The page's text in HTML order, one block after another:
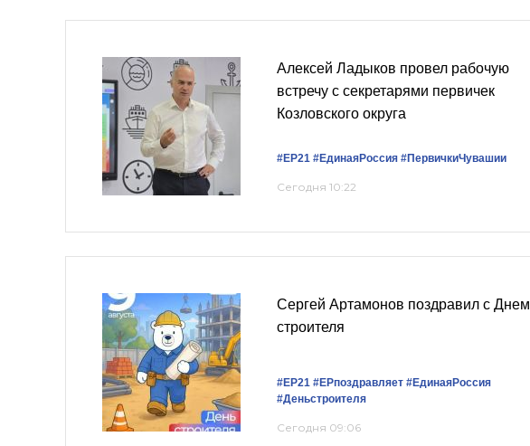
Алексей Ладыков провел рабочую
встречу с секретарями первичек
Козловского округа
#ЕР21 #ЕдинаяРоссия #ПервичкиЧувашии
Сегодня 10:22
Сергей Артамонов поздравил с Днем
строителя
#ЕР21 #ЕРпоздравляет #ЕдинаяРоссия
#Деньстроителя
Сегодня 09:06